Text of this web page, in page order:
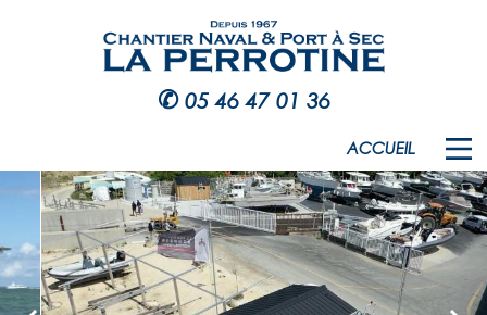
✆ 05 46 47 01 36
ACCUEIL